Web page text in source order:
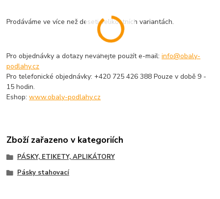
Prodáváme ve více než deseti velikostních variantách.
Pro objednávky a dotazy neváhejte použít e-mail:info@obaly-
podlahy.cz
Pro telefonické objednávky: +420 725 426 388 Pouze v době 9 -
15 hodin.
Eshop:www.obaly-podlahy.cz
Zboží zařazeno v kategoriích
PÁSKY, ETIKETY, APLIKÁTORY
Pásky stahovací